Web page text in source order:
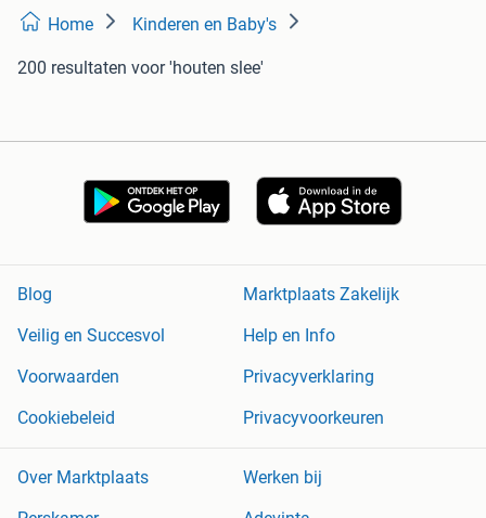
Home Kinderen en Baby's
200 resultaten voor 'houten slee'
Blog
Marktplaats Zakelijk
Veilig en Succesvol
Help en Info
Voorwaarden
Privacyverklaring
Cookiebeleid
Privacyvoorkeuren
Over Marktplaats
Werken bij